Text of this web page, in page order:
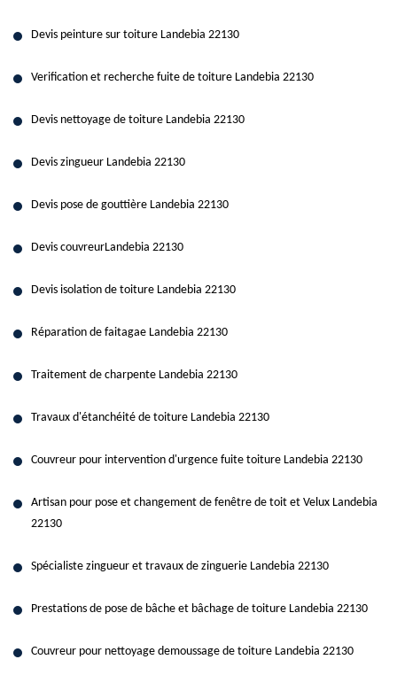
Devis peinture sur toiture Landebia 22130
Verification et recherche fuite de toiture Landebia 22130
Devis nettoyage de toiture Landebia 22130
Devis zingueur Landebia 22130
Devis pose de gouttière Landebia 22130
Devis couvreurLandebia 22130
Devis isolation de toiture Landebia 22130
Réparation de faitagae Landebia 22130
Traitement de charpente Landebia 22130
Travaux d'étanchéité de toiture Landebia 22130
Couvreur pour intervention d'urgence fuite toiture Landebia 22130
Artisan pour pose et changement de fenêtre de toit et Velux Landebia
22130
Spécialiste zingueur et travaux de zinguerie Landebia 22130
Prestations de pose de bâche et bâchage de toiture Landebia 22130
Couvreur pour nettoyage demoussage de toiture Landebia 22130